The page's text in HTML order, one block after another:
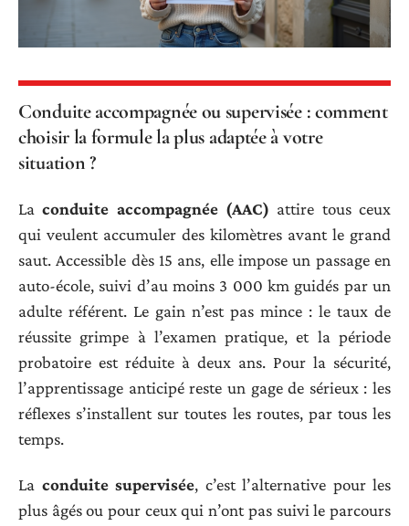
Conduite accompagnée ou supervisée : comment
choisir la formule la plus adaptée à votre
situation ?
Laconduite accompagnée (AAC) attire tous ceux
qui veulent accumuler des kilomètres avant le grand
saut. Accessible dès 15 ans, elle impose un passage en
auto-école, suivi d’au moins 3 000 km guidés par un
adulte référent. Le gain n’est pas mince : le taux de
réussite grimpe à l’examen pratique, et la période
probatoire est réduite à deux ans. Pour la sécurité,
l’apprentissage anticipé reste un gage de sérieux : les
réflexes s’installent sur toutes les routes, par tous les
temps.
La conduite supervisée, c’est l’alternative pour les
plus âgés ou pour ceux qui n’ont pas suivi le parcours